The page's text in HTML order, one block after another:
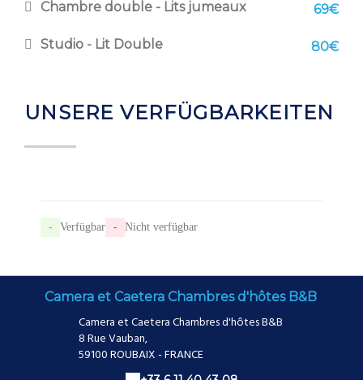
Chambre double - Lits jumeaux 69€
Studio - Lit Double 80€
UNSERE VERFÜGBARKEITEN
- Verfügbar - Nicht verfügbar
Camera et Caetera Chambres d'hôtes B&B
Camera et Caetera Chambres d'hôtes B&B
8 Rue Vauban,
59100 ROUBAIX - FRANCE